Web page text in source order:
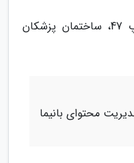
میرداماد، رودبار شرقی شمالی، پ 47، ساختمان پزشکان
محتوای بانیما